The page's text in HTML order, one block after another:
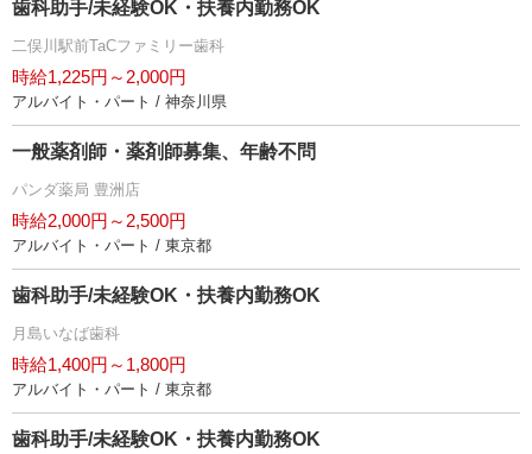
歯科助手/未経験OK・扶養内勤務OK
二俣川駅前TaCファミリー歯科
時給1,225円～2,000円
アルバイト・パート / 神奈川県
一般薬剤師・薬剤師募集、年齢不問
パンダ薬局 豊洲店
時給2,000円～2,500円
アルバイト・パート / 東京都
歯科助手/未経験OK・扶養内勤務OK
月島いなば歯科
時給1,400円～1,800円
アルバイト・パート / 東京都
歯科助手/未経験OK・扶養内勤務OK